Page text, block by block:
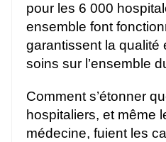
pour les 6 000
ensemble font
garantissent la qualité
soins sur l’ensemble
Comment s’étonner
hospitaliers, et même
médecine, fuient les